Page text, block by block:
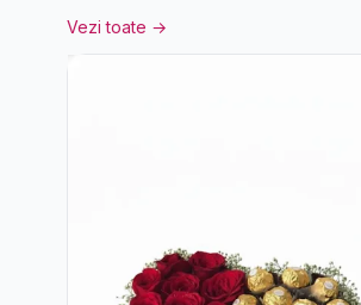
Vezi toate →